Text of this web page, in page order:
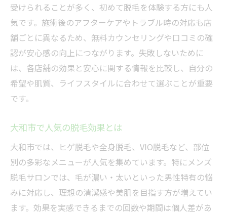
受けられることが多く、初めて脱毛を体験する方にも人
気です。施術後のアフターケアやトラブル時の対応も店
舗ごとに異なるため、無料カウンセリングや口コミの確
認が安心感の向上につながります。失敗しないために
は、各店舗の効果と安心に関する情報を比較し、自分の
希望や肌質、ライフスタイルに合わせて選ぶことが重要
です。
大和市で人気の脱毛効果とは
大和市では、ヒゲ脱毛や全身脱毛、VIO脱毛など、部位
別の多彩なメニューが人気を集めています。特にメンズ
脱毛サロンでは、毛が濃い・太いといった男性特有の悩
みに対応し、理想の清潔感や美肌を目指す方が増えてい
ます。効果を実感できるまでの回数や期間は個人差があ